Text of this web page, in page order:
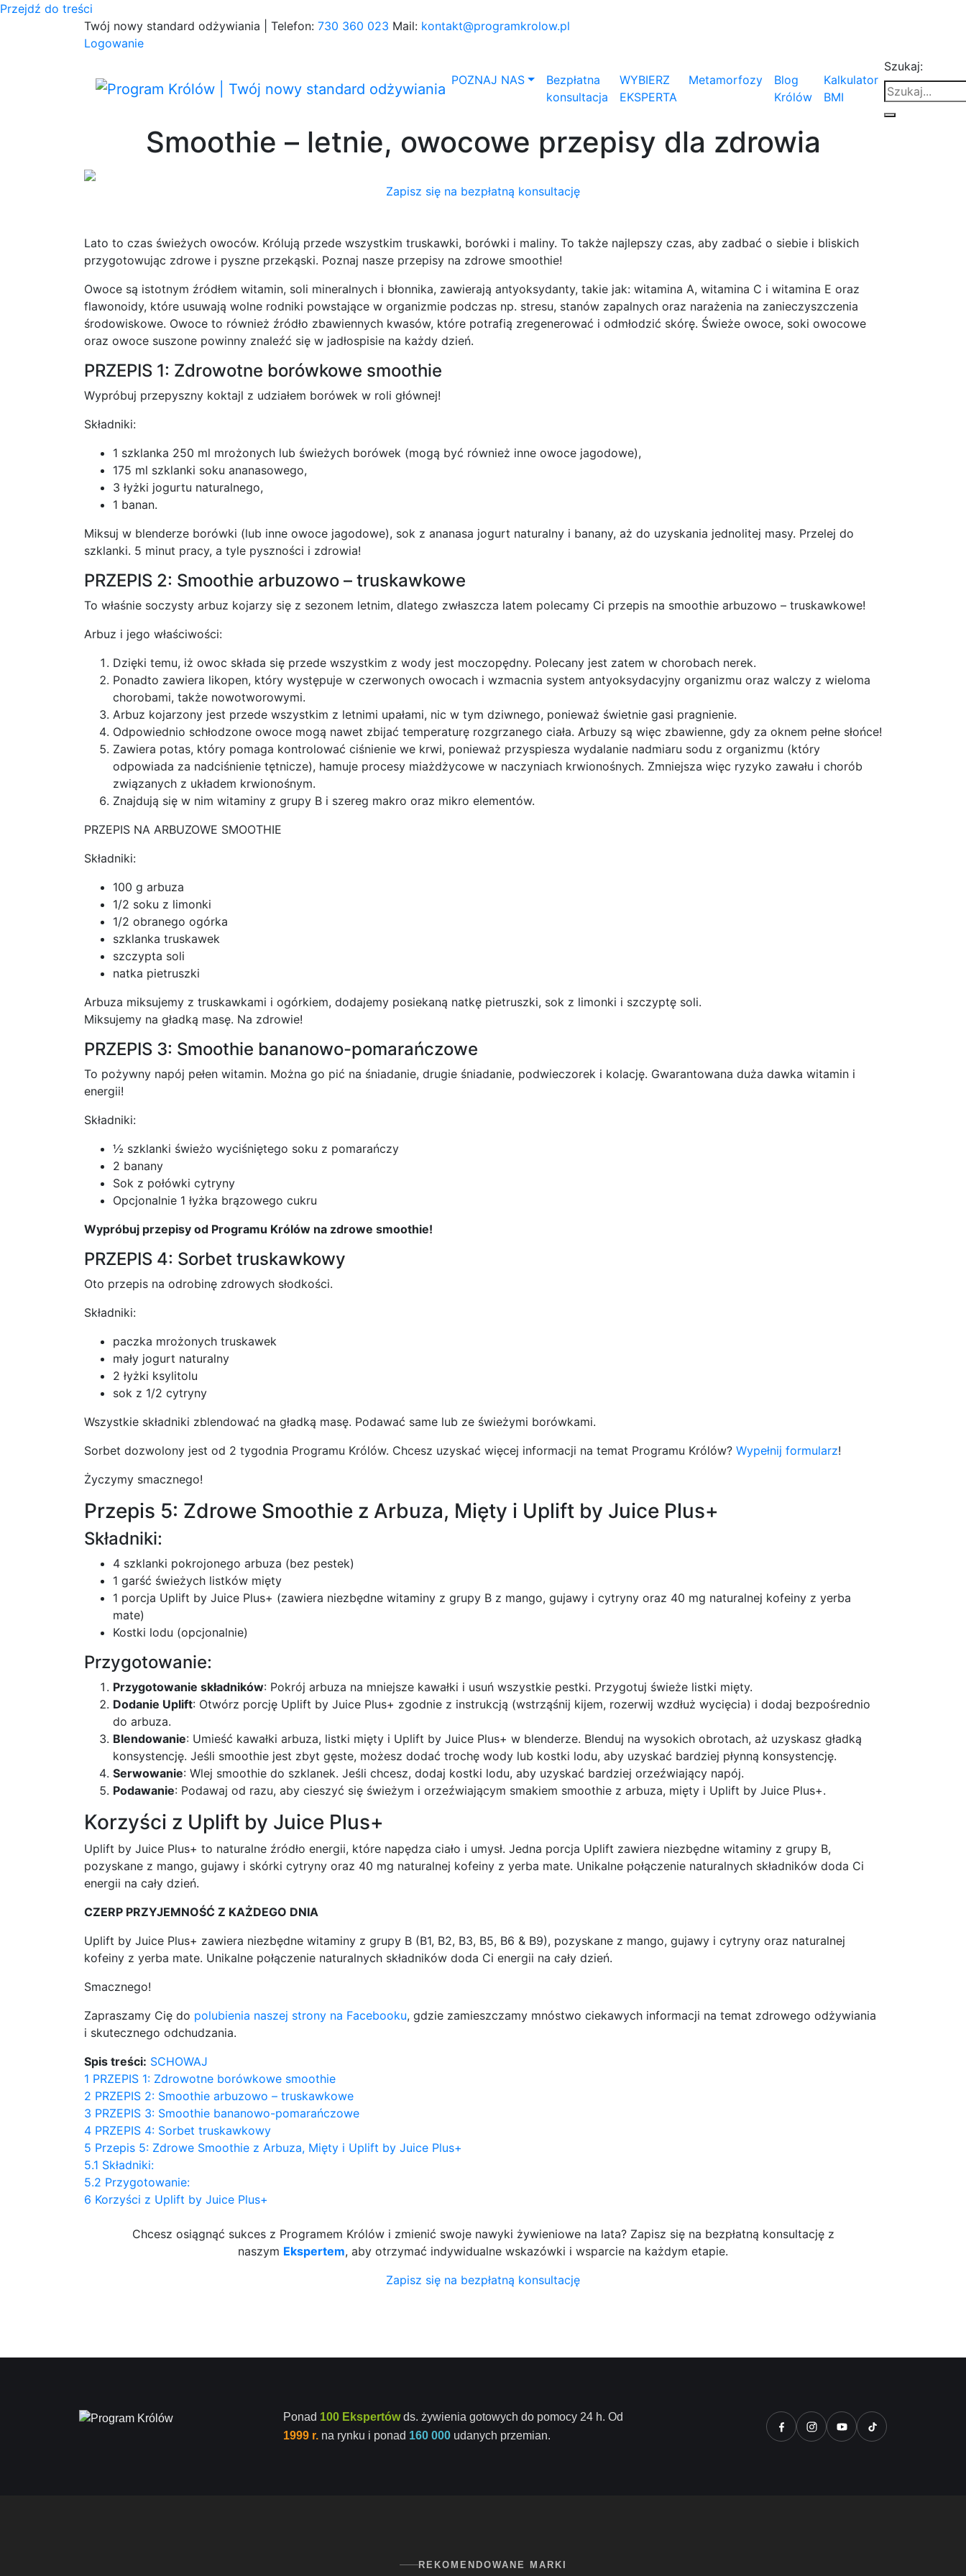
Przejdź do treści
Twój nowy standard odżywiania | Telefon: 730 360 023 Mail: kontakt@programkrolow.pl
Logowanie
POZNAJ NAS
Bezpłatna
konsultacja
WYBIERZ
EKSPERTA
Metamorfozy
Blog
Królów
Kalkulator
BMI
Szukaj:
Smoothie – letnie, owocowe przepisy dla zdrowia
Zapisz się na bezpłatną konsultację
Lato to czas świeżych owoców. Królują przede wszystkim truskawki, borówki i maliny. To także najlepszy czas, aby zadbać o siebie i bliskich
przygotowując zdrowe i pyszne przekąski. Poznaj nasze przepisy na zdrowe smoothie!
Owoce są istotnym źródłem witamin, soli mineralnych i błonnika, zawierają antyoksydanty, takie jak: witamina A, witamina C i witamina E oraz
flawonoidy, które usuwają wolne rodniki powstające w organizmie podczas np. stresu, stanów zapalnych oraz narażenia na zanieczyszczenia
środowiskowe. Owoce to również źródło zbawiennych kwasów, które potrafią zregenerować i odmłodzić skórę. Świeże owoce, soki owocowe
oraz owoce suszone powinny znaleźć się w jadłospisie na każdy dzień.
PRZEPIS 1: Zdrowotne borówkowe smoothie
Wypróbuj przepyszny koktajl z udziałem borówek w roli głównej!
Składniki:
1 szklanka 250 ml mrożonych lub świeżych borówek (mogą być również inne owoce jagodowe),
175 ml szklanki soku ananasowego,
3 łyżki jogurtu naturalnego,
1 banan.
Miksuj w blenderze borówki (lub inne owoce jagodowe), sok z ananasa jogurt naturalny i banany, aż do uzyskania jednolitej masy. Przelej do
szklanki. 5 minut pracy, a tyle pyszności i zdrowia!
PRZEPIS 2: Smoothie arbuzowo – truskawkowe
To właśnie soczysty arbuz kojarzy się z sezonem letnim, dlatego zwłaszcza latem polecamy Ci przepis na smoothie arbuzowo – truskawkowe!
Arbuz i jego właściwości:
Dzięki temu, iż owoc składa się przede wszystkim z wody jest moczopędny. Polecany jest zatem w chorobach nerek.
Ponadto zawiera likopen, który występuje w czerwonych owocach i wzmacnia system antyoksydacyjny organizmu oraz walczy z wieloma
chorobami, także nowotworowymi.
Arbuz kojarzony jest przede wszystkim z letnimi upałami, nic w tym dziwnego, ponieważ świetnie gasi pragnienie.
Odpowiednio schłodzone owoce mogą nawet zbijać temperaturę rozgrzanego ciała. Arbuzy są więc zbawienne, gdy za oknem pełne słońce!
Zawiera potas, który pomaga kontrolować ciśnienie we krwi, ponieważ przyspiesza wydalanie nadmiaru sodu z organizmu (który
odpowiada za nadciśnienie tętnicze), hamuje procesy miażdżycowe w naczyniach krwionośnych. Zmniejsza więc ryzyko zawału i chorób
związanych z układem krwionośnym.
Znajdują się w nim witaminy z grupy B i szereg makro oraz mikro elementów.
PRZEPIS NA ARBUZOWE SMOOTHIE
Składniki:
100 g arbuza
1/2 soku z limonki
1/2 obranego ogórka
szklanka truskawek
szczypta soli
natka pietruszki
Arbuza miksujemy z truskawkami i ogórkiem, dodajemy posiekaną natkę pietruszki, sok z limonki i szczyptę soli.
Miksujemy na gładką masę. Na zdrowie!
PRZEPIS 3: Smoothie bananowo-pomarańczowe
To pożywny napój pełen witamin. Można go pić na śniadanie, drugie śniadanie, podwieczorek i kolację. Gwarantowana duża dawka witamin i
energii!
Składniki:
½ szklanki świeżo wyciśniętego soku z pomarańczy
2 banany
Sok z połówki cytryny
Opcjonalnie 1 łyżka brązowego cukru
Wypróbuj przepisy od Programu Królów na zdrowe smoothie!
PRZEPIS 4: Sorbet truskawkowy
Oto przepis na odrobinę zdrowych słodkości.
Składniki:
paczka mrożonych truskawek
mały jogurt naturalny
2 łyżki ksylitolu
sok z 1/2 cytryny
Wszystkie składniki zblendować na gładką masę. Podawać same lub ze świeżymi borówkami.
Sorbet dozwolony jest od 2 tygodnia Programu Królów. Chcesz uzyskać więcej informacji na temat Programu Królów? Wypełnij formularz!
Życzymy smacznego!
Przepis 5: Zdrowe Smoothie z Arbuza, Mięty i Uplift by Juice Plus+
Składniki:
4 szklanki pokrojonego arbuza (bez pestek)
1 garść świeżych listków mięty
1 porcja Uplift by Juice Plus+ (zawiera niezbędne witaminy z grupy B z mango, gujawy i cytryny oraz 40 mg naturalnej kofeiny z yerba
mate)
Kostki lodu (opcjonalnie)
Przygotowanie:
Przygotowanie składników: Pokrój arbuza na mniejsze kawałki i usuń wszystkie pestki. Przygotuj świeże listki mięty.
Dodanie Uplift: Otwórz porcję Uplift by Juice Plus+ zgodnie z instrukcją (wstrząśnij kijem, rozerwij wzdłuż wycięcia) i dodaj bezpośrednio
do arbuza.
Blendowanie: Umieść kawałki arbuza, listki mięty i Uplift by Juice Plus+ w blenderze. Blenduj na wysokich obrotach, aż uzyskasz gładką
konsystencję. Jeśli smoothie jest zbyt gęste, możesz dodać trochę wody lub kostki lodu, aby uzyskać bardziej płynną konsystencję.
Serwowanie: Wlej smoothie do szklanek. Jeśli chcesz, dodaj kostki lodu, aby uzyskać bardziej orzeźwiający napój.
Podawanie: Podawaj od razu, aby cieszyć się świeżym i orzeźwiającym smakiem smoothie z arbuza, mięty i Uplift by Juice Plus+.
Korzyści z Uplift by Juice Plus+
Uplift by Juice Plus+ to naturalne źródło energii, które napędza ciało i umysł. Jedna porcja Uplift zawiera niezbędne witaminy z grupy B,
pozyskane z mango, gujawy i skórki cytryny oraz 40 mg naturalnej kofeiny z yerba mate. Unikalne połączenie naturalnych składników doda Ci
energii na cały dzień.
CZERP PRZYJEMNOŚĆ Z KAŻDEGO DNIA
Uplift by Juice Plus+ zawiera niezbędne witaminy z grupy B (B1, B2, B3, B5, B6 & B9), pozyskane z mango, gujawy i cytryny oraz naturalnej
kofeiny z yerba mate. Unikalne połączenie naturalnych składników doda Ci energii na cały dzień.
Smacznego!
Zapraszamy Cię do polubienia naszej strony na Facebooku, gdzie zamieszczamy mnóstwo ciekawych informacji na temat zdrowego odżywiania
i skutecznego odchudzania.
Spis treści: SCHOWAJ
1 PRZEPIS 1: Zdrowotne borówkowe smoothie
2 PRZEPIS 2: Smoothie arbuzowo – truskawkowe
3 PRZEPIS 3: Smoothie bananowo-pomarańczowe
4 PRZEPIS 4: Sorbet truskawkowy
5 Przepis 5: Zdrowe Smoothie z Arbuza, Mięty i Uplift by Juice Plus+
5.1 Składniki:
5.2 Przygotowanie:
6 Korzyści z Uplift by Juice Plus+
Chcesz osiągnąć sukces z Programem Królów i zmienić swoje nawyki żywieniowe na lata? Zapisz się na bezpłatną konsultację z
naszym Ekspertem, aby otrzymać indywidualne wskazówki i wsparcie na każdym etapie.
Zapisz się na bezpłatną konsultację
Ponad 100 Ekspertówds. żywienia gotowych do pomocy 24 h. Od
1999 r.na rynku i ponad 160 000udanych przemian.
REKOMENDOWANE MARKI